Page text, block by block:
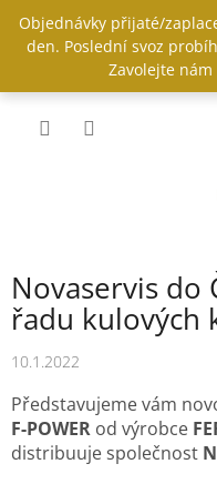
obsah
Objednávky přijaté/
den. Poslední svoz
Zavolejte
Novaservis do
řadu kulových
10.1.2022
Představujeme vám
F-POWER od výrobce
distribuuje společnost